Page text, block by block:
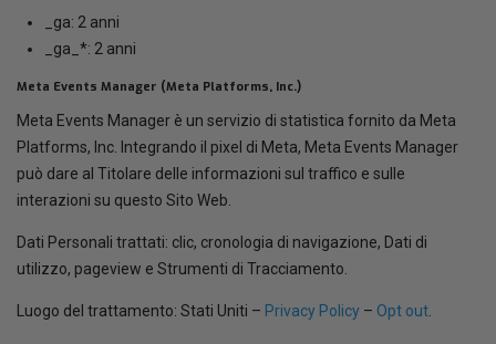
_ga: 2 anni
_ga_*: 2 anni
Meta Events Manager (Meta Platforms, Inc.)
Meta Events Manager è un servizio di statistica fornito da Meta
Platforms, Inc. Integrando il pixel di Meta, Meta Events Manager
può dare al Titolare delle informazioni sul traffico e sulle
interazioni su questo Sito Web.
Dati Personali trattati: clic, cronologia di navigazione, Dati di
utilizzo, pageview e Strumenti di Tracciamento.
Luogo del trattamento: Stati Uniti – Privacy Policy – Opt out